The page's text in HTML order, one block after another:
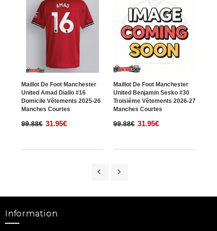
Maillot De Foot Manchester
United Amad Diallo #16
Domicile Vêtements 2025-26
Manches Courtes
99.88€ 31.95€
Maillot De Foot Manchester
United Benjamin Sesko #30
Troisième Vêtements 2026-27
Manches Courtes
99.88€ 31.95€
Information